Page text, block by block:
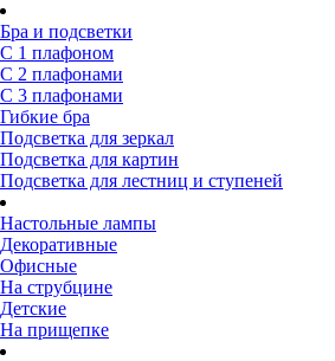
Бра и подсветки
С 1 плафоном
С 2 плафонами
С 3 плафонами
Гибкие бра
Подсветка для зеркал
Подсветка для картин
Подсветка для лестниц и ступеней
Настольные лампы
Декоративные
Офисные
На струбцине
Детские
На прищепке